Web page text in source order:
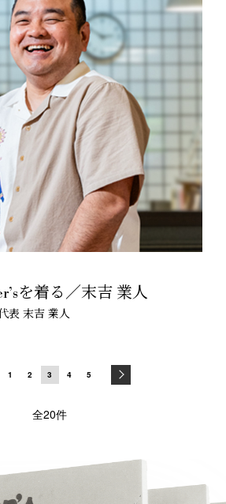
を着る／末吉 業人
末吉 業人
1 2 3 4 5
全20件